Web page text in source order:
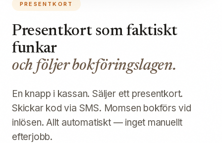
PRESENTKORT
Presentkort som faktiskt
funkar
och följer bokföringslagen.
En knapp i kassan. Säljer ett presentkort.
Skickar kod via SMS. Momsen bokförs vid
inlösen. Allt automatiskt — inget manuellt
efterjobb.